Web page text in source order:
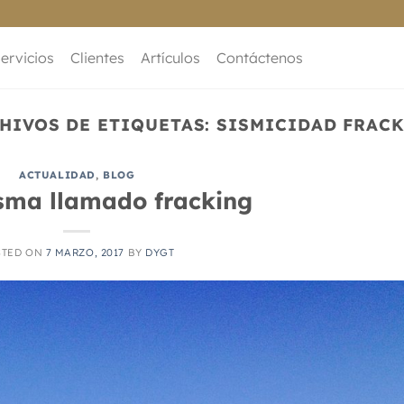
Clientes Artículos Contáctenos
DE ETIQUETAS:SISMICIDAD
ACTUALIDAD, BLOG
llamado fracking
ON 7 MARZO, 2017 BY DYGT